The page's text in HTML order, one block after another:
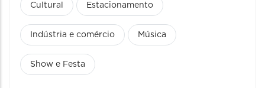
Cultural Estacionamento
Indústria e comércio Música
Show e Festa